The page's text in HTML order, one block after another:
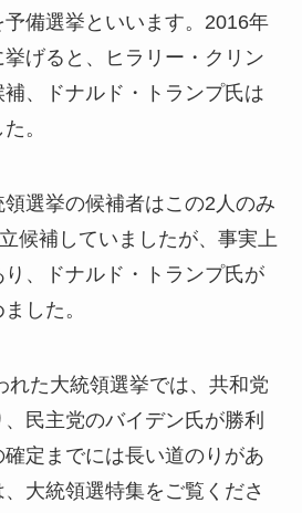
備選挙といいます。2016年
げると、ヒラリー・クリン
補、ドナルド・トランプ氏は
。
選挙の候補者はこの2人のみ
候補していましたが、事実上
、ドナルド・トランプ氏が
した。
れた大統領選挙では、共和党
民主党のバイデン氏が勝利
定までには長い道のりがあ
大統領選特集をご覧くださ